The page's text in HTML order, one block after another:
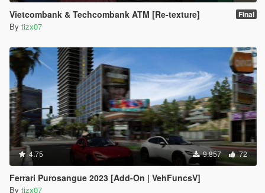
Vietcombank & Techcombank ATM [Re-texture] Final
By tizx07
4.75 9.857 72
Ferrari Purosangue 2023 [Add-On | VehFuncsV]
By tizx07